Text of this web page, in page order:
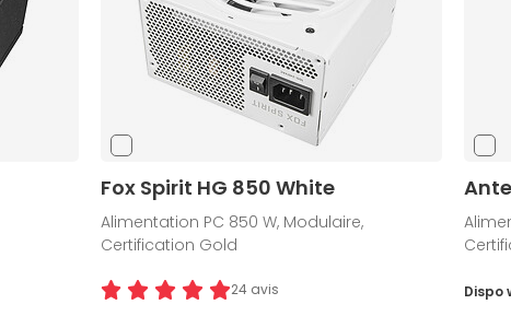
Fox Spirit HG 850 White
Alimentation PC 850 W, Modulaire,
Certification Gold
24 avis Dispo